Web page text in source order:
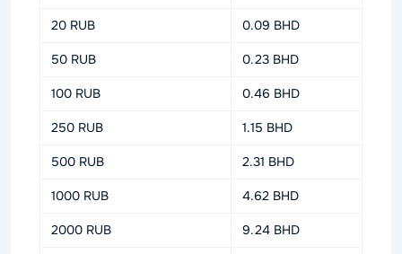
20 RUB 0.09 BHD
50 RUB 0.23 BHD
100 RUB 0.46 BHD
250 RUB 1.15 BHD
500 RUB 2.31 BHD
1000 RUB 4.62 BHD
2000 RUB 9.24 BHD